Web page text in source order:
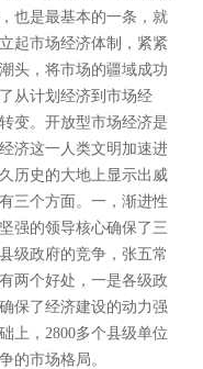
也是最基本的一条，就
起市场经济体制，紧紧
头，将市场的疆域成功
从计划经济到市场经
变。开放型市场经济是
济这一人类文明加速进
历史的大地上显示出威
三个方面。一，渐进性
强的领导核心确保了三
级政府的竞争，张五常
两个好处，一是各级政
保了经济建设的动力强
上，2800多个县级单位
的市场格局。